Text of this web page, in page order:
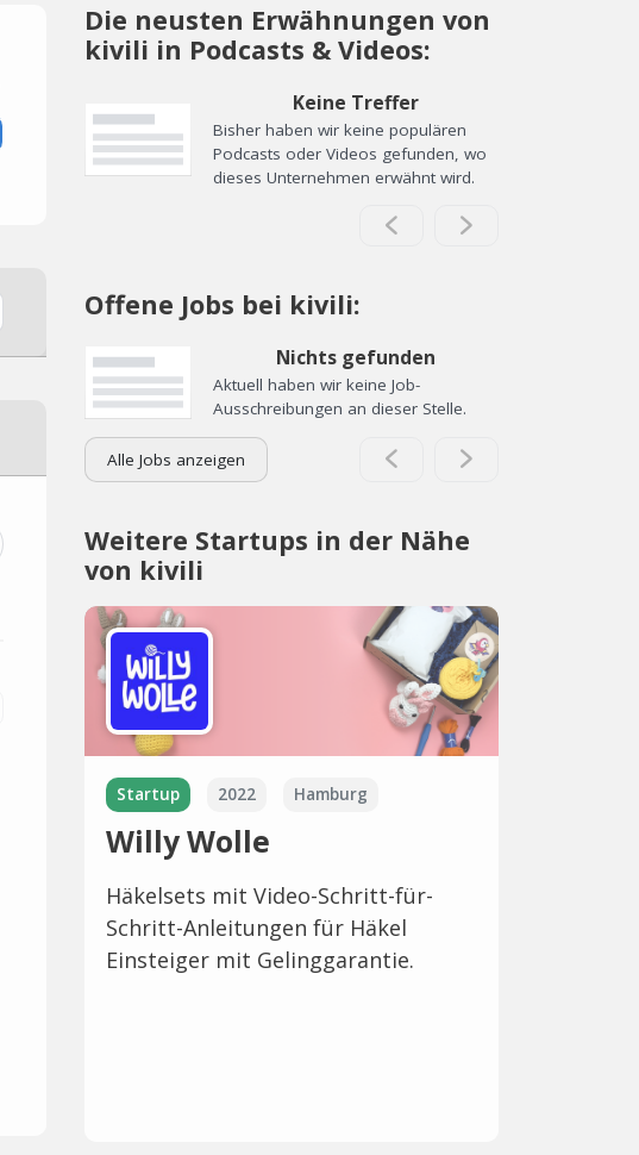
Die neusten Erwähnungen von
kivili in Podcasts & Videos:
Keine Treffer
Bisher haben wir keine populären
Podcasts oder Videos gefunden, wo
dieses Unternehmen erwähnt wird.
Offene Jobs bei kivili:
Nichts gefunden
Aktuell haben wir keine Job-
Ausschreibungen an dieser Stelle.
Alle Jobs anzeigen
Weitere Startups in der Nähe
von kivili
Startup 2022 Hamburg
Willy Wolle
Häkelsets mit Video-Schritt-für-
Schritt-Anleitungen für Häkel
Einsteiger mit Gelinggarantie.